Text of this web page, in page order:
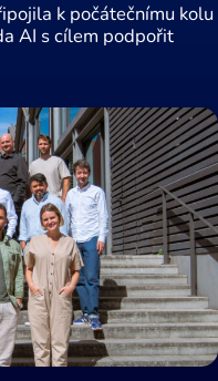
k počátečnímu kolu
AI s cílem podpořit